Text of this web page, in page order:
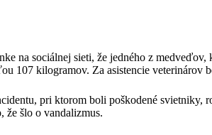
na sociálnej sieti, že jedného z
107 kilogramov. Za asistencie veterinárov
pri ktorom boli poškodené
že šlo o vandalizmus.